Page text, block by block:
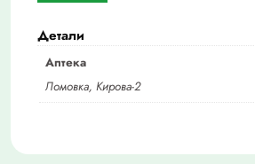
Детали
Аптека
Ломовка, Кирова-2